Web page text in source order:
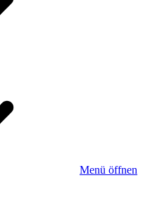
Menü öffnen